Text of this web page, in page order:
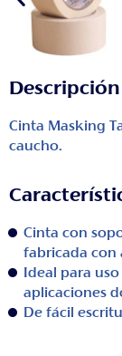
Cinta Masking
caucho.
Cinta con
fabricada con
Ideal para
aplicaciones
De fácil